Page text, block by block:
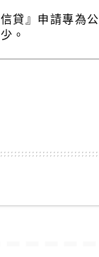
貸』申請專為
。